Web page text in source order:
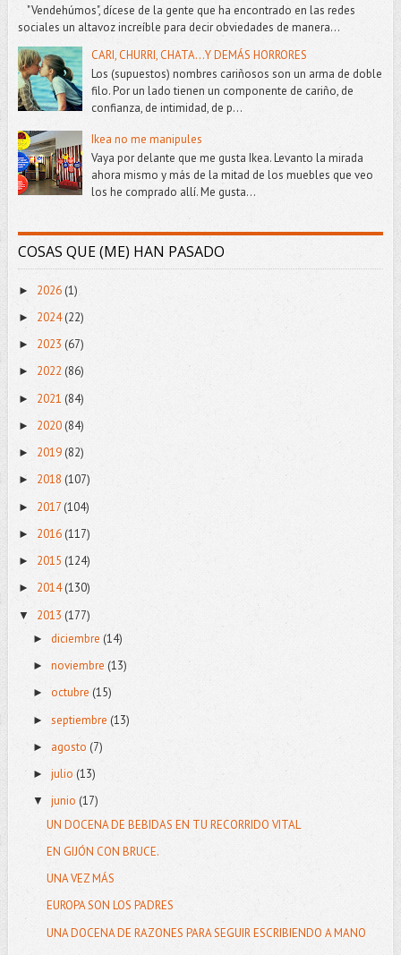
"Vendehúmos", dícese de la gente que ha encontrado en las redes
sociales un altavoz increíble para decir obviedades de manera...
CARI, CHURRI, CHATA...Y DEMÁS HORRORES
Los (supuestos) nombres cariñosos son un arma de doble
filo. Por un lado tienen un componente de cariño, de
confianza, de intimidad, de p...
Ikea no me manipules
Vaya por delante que me gusta Ikea. Levanto la mirada
ahora mismo y más de la mitad de los muebles que veo
los he comprado allí. Me gusta...
COSAS QUE (ME) HAN PASADO
► 2026 (1)
► 2024(22)
► 2023 (67)
► 2022 (86)
► 2021 (84)
► 2020 (84)
► 2019 (82)
► 2018 (107)
► 2017(104)
► 2016 (117)
► 2015 (124)
► 2014(130)
▼ 2013 (177)
► diciembre (14)
► noviembre (13)
► octubre (15)
► septiembre (13)
► agosto (7)
► julio (13)
▼ junio (17)
UN DOCENA DE BEBIDAS EN TU RECORRIDO VITAL
EN GIJÓN CON BRUCE.
UNA VEZ MÁS
EUROPA SON LOS PADRES
UNA DOCENA DE RAZONES PARA SEGUIR ESCRIBIENDO A MANO